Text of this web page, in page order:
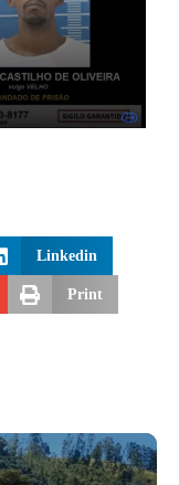
Linkedin
Print